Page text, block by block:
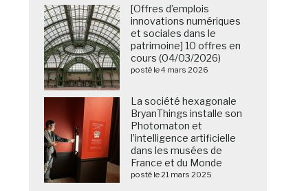
[Offres d’emplois
innovations numériques
et sociales dans le
patrimoine] 10 offres en
cours (04/03/2026)
posté le 4 mars 2026
La société hexagonale
BryanThings installe son
Photomaton et
l’intelligence artificielle
dans les musées de
France et du Monde
posté le 21 mars 2025